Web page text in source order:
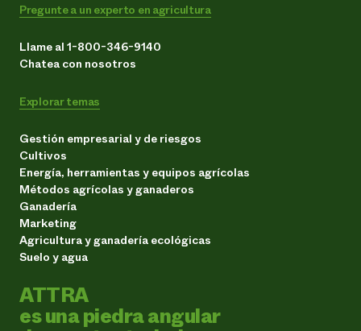
Pregunte a un experto en agricultura
Llame al 1-800-346-9140
Chatea con nosotros
Explorar temas
Gestión empresarial y de riesgos
Cultivos
Energía, herramientas y equipos agrícolas
Métodos agrícolas y ganaderos
Ganadería
Marketing
Agricultura y ganadería ecológicas
Suelo y agua
ATTRA
es una piedra angular